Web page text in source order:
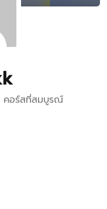
คอร์สที่สมบูรณ์